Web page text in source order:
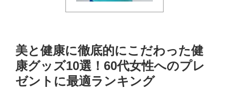
美と健康に徹底的にこだわった健
康グッズ10選！60代女性へのプレ
ゼントに最適ランキング